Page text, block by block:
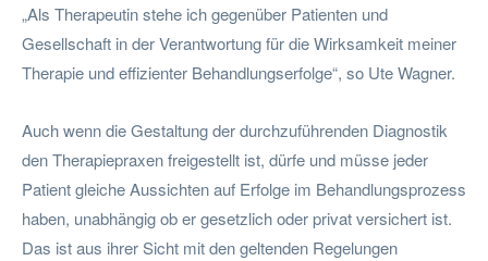
„Als Therapeutin stehe ich gegenüber Patienten und
Gesellschaft in der Verantwortung für die Wirksamkeit meiner
Therapie und effizienter Behandlungserfolge“, so Ute Wagner.
Auch wenn die Gestaltung der durchzuführenden Diagnostik
den Therapiepraxen freigestellt ist, dürfe und müsse jeder
Patient gleiche Aussichten auf Erfolge im Behandlungsprozess
haben, unabhängig ob er gesetzlich oder privat versichert ist.
Das ist aus ihrer Sicht mit den geltenden Regelungen